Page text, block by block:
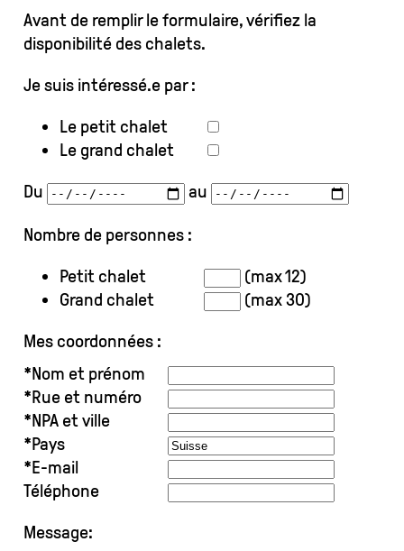
Avant de remplir le formulaire, vérifiez la
disponibilité des chalets.
Je suis intéressé.e par :
Le petit chalet
Le grand chalet
Du au
Nombre de personnes :
Petit chalet
(max 12)
Grand chalet
(max 30)
Mes coordonnées :
*Nom et prénom
*Rue et numéro
*NPA et ville
*Pays
*E-mail
Téléphone
Message: